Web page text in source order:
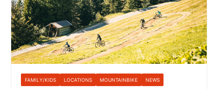
FAMILY/KIDS LOCATIONS MOUNTAINBIKE NEWS